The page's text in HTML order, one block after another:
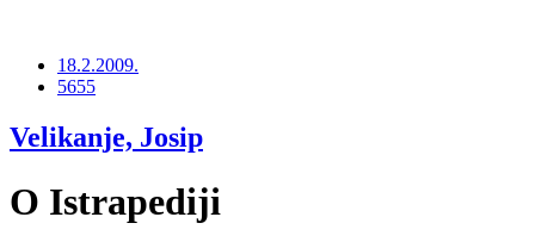
18.2.2009.
5655
Velikanje, Josip
O Istrapediji